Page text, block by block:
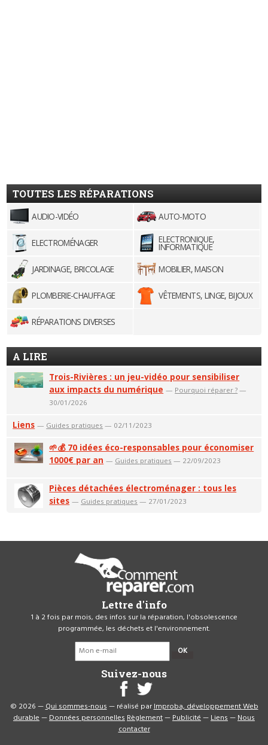
TOUTES LES RÉPARATIONS
AUDIO-VIDÉO AUTO-MOTO
ELECTROMÉNAGER ELECTRONIQUE,
INFORMATIQUE
JARDINAGE, BRICOLAGE
MOBILIER, MAISON
PLOMBERIE-CHAUFFAGE VÊTEMENTS, LINGE, BIJOUX
RÉPARATIONS DIVERSES
A LIRE
Trois-Rivières : un jeu-vidéo pour sensibiliser
aux impacts du numérique — Pourquoi réparer ? —
30/01/2026
Liens — Guides pratiques — 02/11/2023
🌱💰 70 idées éco-responsables pour économiser
1000€ par an — Guides pratiques — 22/09/2023
Pièces détachées électroménager : tous les
sites — Guides pratiques — 27/01/2023
Lettre d'info
1 à 2 fois par mois, des infos sur la réparation, l'obsolescence
programmée, les déchets et l'environnement.
OK
Suivez-nous
© 2026 —Qui sommes-nous— réalisé parImproba, développement Web
durable—Données personnellesRèglement—Publicité—Liens—Nous
contacter